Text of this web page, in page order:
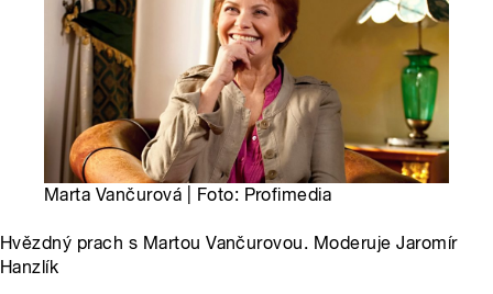
Marta Vančurová | Foto: Profimedia
Hvězdný prach s Martou Vančurovou. Moderuje Jaromír
Hanzlík